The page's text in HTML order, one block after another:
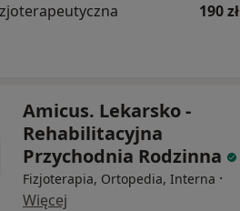
190 zł
Amicus. Lekarsko -
Rehabilitacyjna
Przychodnia Rodzinna
Fizjoterapia, Ortopedia, Interna ·
Więcej